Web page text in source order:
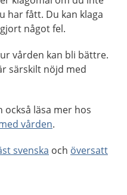
har fått. Du kan klaga
något fel.
vården kan bli bättre.
särskilt nöjd med
också läsa mer hos
vården.
svenska och översatt